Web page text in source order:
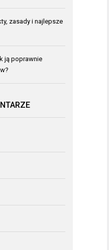
zasady i najlepsze
ją poprawnie